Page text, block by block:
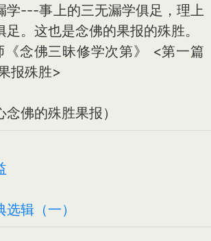
学---事上的三无漏学俱足，理上
。这也是念佛的果报的殊胜。
念佛三昧修学次第》 <第一篇
报殊胜>
念佛的殊胜果报）
辑（一）